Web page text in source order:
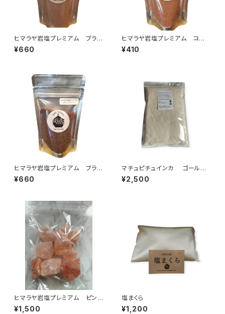
ヒマラヤ岩塩プレミアム ブラッ
ク〈パウダー〉100g
¥660
ヒマラヤ岩塩プレミアム コーラ
ルピンク〈グレイン〉100g
¥410
ヒマラヤ岩塩プレミアム ブラッ
ク（グレイン）100g
¥660
マチュピチュインカ ゴールド
ソルト〈パウダー〉1kg
¥2,500
ヒマラヤ岩塩プレミアム ピンク
ブロック〈ランダム〉1㎏
¥1,500
塩まくら
¥1,200